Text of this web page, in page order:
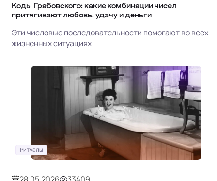
Коды Грабовского: какие комбинации чисел
притягивают любовь, удачу и деньги
Эти числовые последовательности помогают во всех
жизненных ситуациях
Ритуалы